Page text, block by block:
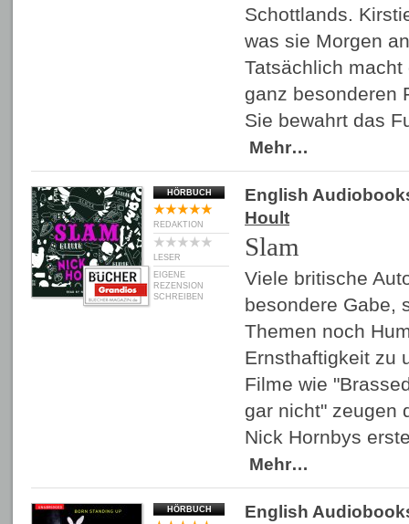
Schottlands.
was sie Morgen
Tatsächlich
ganz besonderen
Sie bewahrt das
Mehr…
HÖRBUCH
REDAKTION
LESER
EIGENE
REZENSION
SCHREIBEN
English
Hoult
Slam
Viele britische
besondere Gabe,
Themen noch
Ernsthaftigkeit zu
Filme wie
gar nicht" zeugen
Nick Hornbys
Mehr…
HÖRBUCH
English